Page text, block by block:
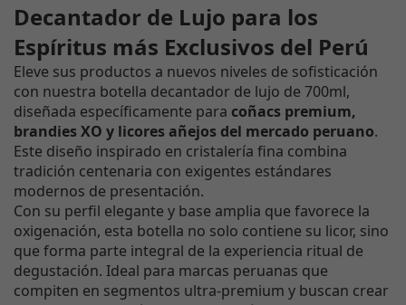
Decantador de Lujo para los
Espíritus más Exclusivos del Perú
Eleve sus productos a nuevos niveles de sofisticación
con nuestra botella decantador de lujo de 700ml,
diseñada específicamente para coñacs premium,
brandies XO y licores añejos del mercado peruano.
Este diseño inspirado en cristalería fina combina
tradición centenaria con exigentes estándares
modernos de presentación.
Con su perfil elegante y base amplia que favorece la
oxigenación, esta botella no solo contiene su licor, sino
que forma parte integral de la experiencia ritual de
degustación. Ideal para marcas peruanas que
compiten en segmentos ultra-premium y buscan crear